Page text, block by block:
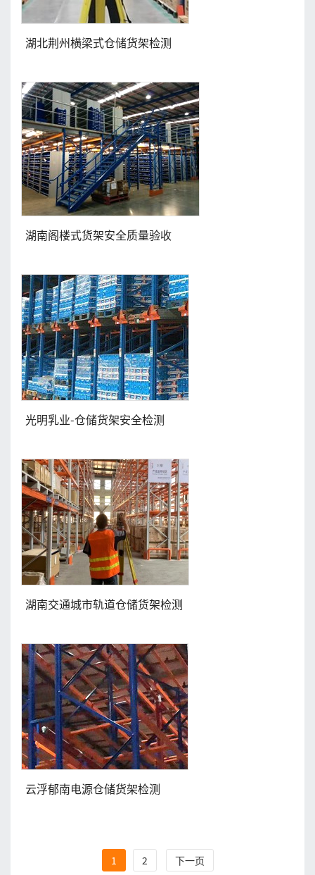
湖北荆州横梁式仓储货架检测
湖南阁楼式货架安全质量验收
光明乳业-仓储货架安全检测
湖南交通城市轨道仓储货架检测
云浮郁南电源仓储货架检测
1 2 下一页